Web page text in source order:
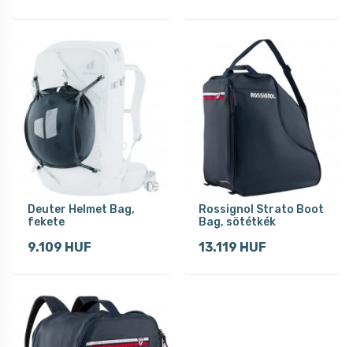
Deuter Helmet Bag,
fekete
9.109 HUF
Rossignol Strato Boot
Bag, sötétkék
13.119 HUF